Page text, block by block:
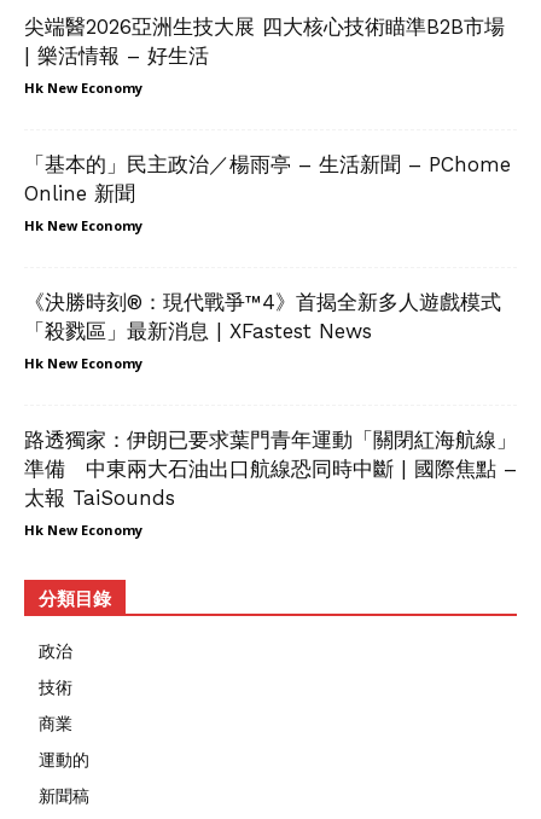
尖端醫2026亞洲生技大展 四大核心技術瞄準B2B市場
| 樂活情報 – 好生活
Hk New Economy
「基本的」民主政治／楊雨亭 – 生活新聞 – PChome
Online 新聞
Hk New Economy
《決勝時刻®：現代戰爭™4》首揭全新多人遊戲模式
「殺戮區」最新消息 | XFastest News
Hk New Economy
路透獨家：伊朗已要求葉門青年運動「關閉紅海航線」
準備 中東兩大石油出口航線恐同時中斷 | 國際焦點 –
太報 TaiSounds
Hk New Economy
分類目錄
政治
技術
商業
運動的
新聞稿